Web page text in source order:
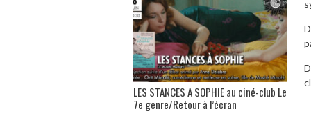
LES STANCES A SOPHIE au ciné-club Le
7e genre/Retour à l’écran